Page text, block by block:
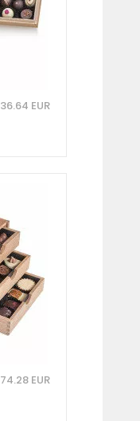
36.64 EUR
74.28 EUR